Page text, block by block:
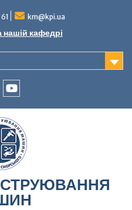
km@kpi.ua
нашій кафедрі